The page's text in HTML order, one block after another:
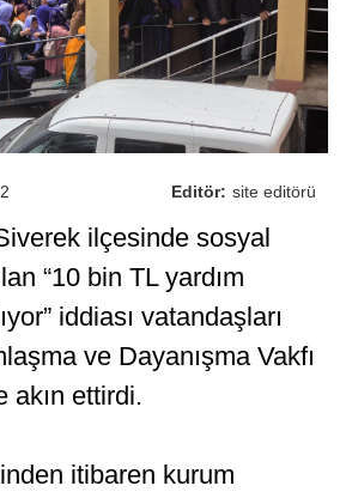
Editör: site editörü
ilçesinde sosyal
“10 bin TL yardım
iddiası vatandaşları
ve Dayanışma Vakfı
akın ettirdi.
itibaren kurum